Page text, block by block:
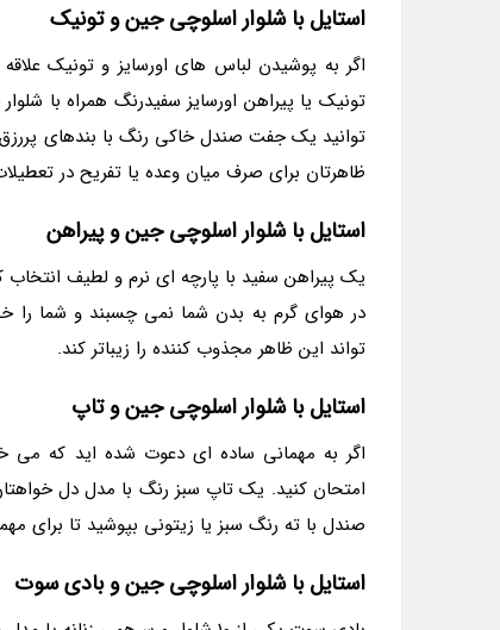
استایل با شلوار اسلوچی جین و تونیک
اگر به پوشیدن لباس های اورسایز و تونیک
تونیک یا پیراهن اورسایز سفیدرنگ همراه با
توانید یک جفت صندل خاکی رنگ با بندهای پررزق
ظاهرتان برای صرف میان وعده یا تفریح در
استایل با شلوار اسلوچی جین و پیراهن
یک پیراهن سفید با پارچه ای نرم و لطیف انتخاب
در هوای گرم به بدن شما نمی چسبند و شما را
تواند این ظاهر مجذوب کننده را زیباتر کند.
استایل با شلوار اسلوچی جین و تاپ
اگر به مهمانی ساده ای دعوت شده اید که می
امتحان کنید. یک تاپ سبز رنگ با مدل دل
صندل با ته رنگ سبز یا زیتونی بپوشید تا برای
استایل با شلوار اسلوچی جین و بادی سوت